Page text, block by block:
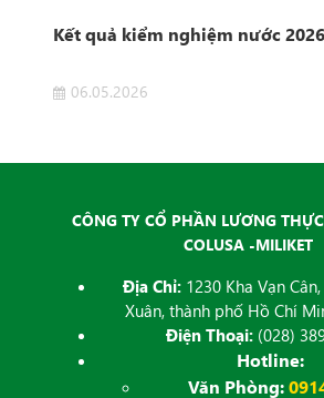
Kết quả kiểm nghiệm nước 2026
06.05.2026
CÔNG TY CỔ PHẦN LƯƠNG
COLUSA -MILIKET
Địa Chỉ: 1230 Kha Vạn
Xuân, thành phố Hồ Chí
Điện Thoại:(028)
Hotline:
Văn Phòng: